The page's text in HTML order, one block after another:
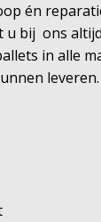
én
u bij ons
in alle
leveren.